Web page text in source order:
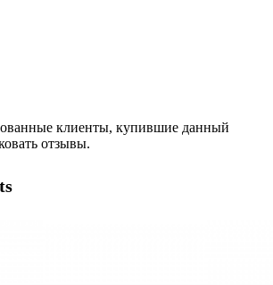
клиенты, купившие данный
отзывы.